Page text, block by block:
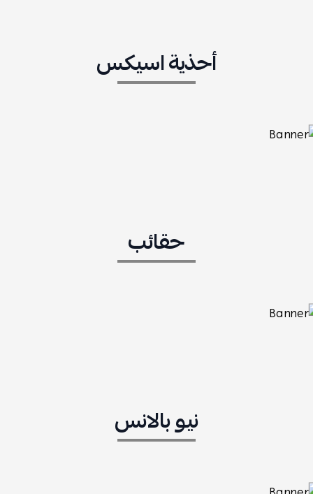
أحذية اسيكس
حقائب
نيو بالانس